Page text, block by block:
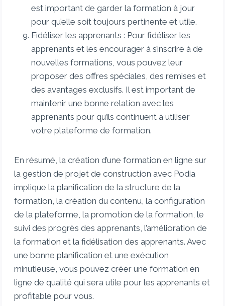
est important de garder la formation à jour
pour qu’elle soit toujours pertinente et utile.
Fidéliser les apprenants : Pour fidéliser les
apprenants et les encourager à s’inscrire à de
nouvelles formations, vous pouvez leur
proposer des offres spéciales, des remises et
des avantages exclusifs. Il est important de
maintenir une bonne relation avec les
apprenants pour qu’ils continuent à utiliser
votre plateforme de formation.
En résumé, la création d’une formation en ligne sur
la gestion de projet de construction avec Podia
implique la planification de la structure de la
formation, la création du contenu, la configuration
de la plateforme, la promotion de la formation, le
suivi des progrès des apprenants, l’amélioration de
la formation et la fidélisation des apprenants. Avec
une bonne planification et une exécution
minutieuse, vous pouvez créer une formation en
ligne de qualité qui sera utile pour les apprenants et
profitable pour vous.